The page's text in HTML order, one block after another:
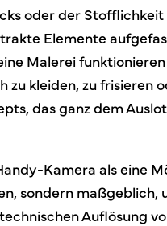
oder der
Elemente
Malerei
zu kleiden, zu frisieren
das ganz dem
Kamera als eine
sondern maßgeblich,
Auflösung